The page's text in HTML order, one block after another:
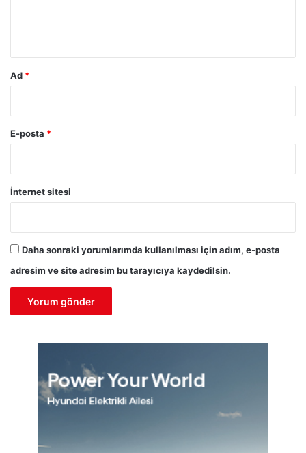
Ad *
E-posta *
İnternet sitesi
Daha sonraki yorumlarımda kullanılması için adım, e-posta
adresim ve site adresim bu tarayıcıya kaydedilsin.